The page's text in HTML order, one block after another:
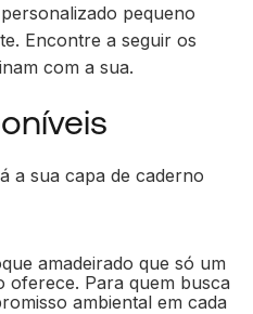
pequeno
Encontre a seguir os
com a sua.
a sua capa de caderno
amadeirado que só um
oferece. Para quem busca
ambiental em cada